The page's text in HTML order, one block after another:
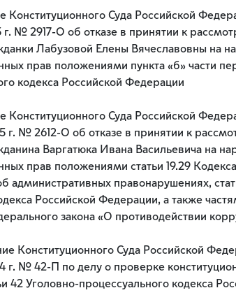
Суда Российской
г. № 2917-О об отказе в принятии к
Лабузовой Елены Вячеславовны на
прав положениями пункта «б» части
кодекса Российской Федерации
Конституционного Суда Российской
г. № 2612-О об отказе в принятии к
Варгатюка Ивана Васильевича на
прав положениями статьи 19.29
административных правонарушениях,
Российской Федерации, а также
закона «О противодействии
Конституционного Суда Российской
г. № 42-П по делу о проверке
42 Уголовно-процессуального кодекса